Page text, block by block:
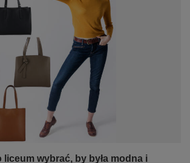
wybrać, by była modna i